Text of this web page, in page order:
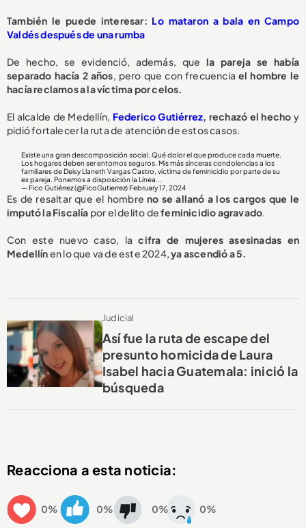
También le puede interesar: Lo mataron a bala en Campo
Valdés después de una rumba
De hecho, se evidenció, además, que la pareja se había
separado hacía 2 años , pero que con frecuencia el hombre le
hacía reclamos a la víctima por celos.
El alcalde de Medellín, Federico Gutiérrez , rechazó el hecho y
pidió fortalecer la ruta de atención de estos casos.
Existe una gran descomposición social. Qué dolor el que produce cada muerte.
Los hogares deben ser entornos seguros. Mis más sinceras condolencias a los
familiares de Deisy Llaneth Vargas Castro, víctima de feminicidio por parte de su
ex pareja. Ponemos a disposición la Línea...
— Fico Gutiérrez (@FicoGutierrez)February 17, 2024
Es de resaltar que el hombreno se allanó a los cargos que le
imputó la Fiscalía por el delito defeminicidio agravado
Con este nuevo caso, lacifra de mujeres asesinadas en
Medellínen lo que va de este 2024,ya ascendió a 5.
Judicial
Así fue la ruta de escape del
presunto homicida de Laura
Isabel hacia Guatemala: inició la
búsqueda
Reacciona a esta noticia:
0% 0% 0% 0%